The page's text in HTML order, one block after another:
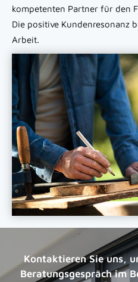
kompetenten Partner für den
Die positive Kundenresonanz
Arbeit.
Kontaktieren Sie uns,
Beratungsgespräch im